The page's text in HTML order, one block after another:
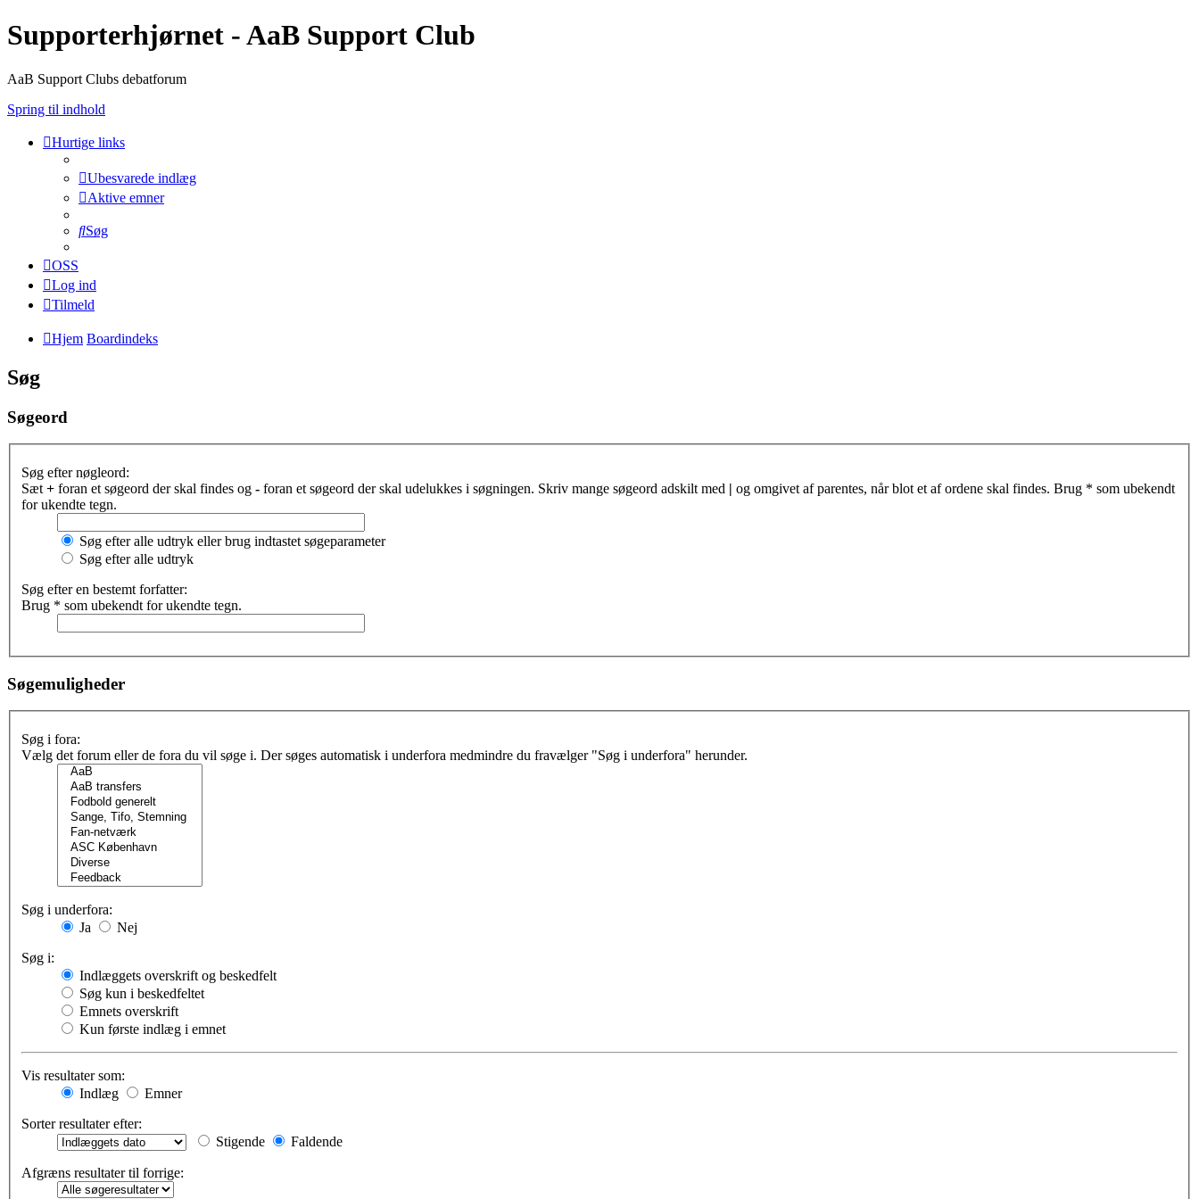
Supporterhjørnet - AaB Support Club
AaB Support Clubs debatforum
Spring til indhold
Hurtige links
Ubesvarede indlæg
Aktive emner
Søg
OSS
Log ind
Tilmeld
Hjem Boardindeks
Søg
Søgeord
Søg efter nøgleord:
Sæt + foran et søgeord der skal findes og - foran et søgeord der skal udelukkes i søgningen. Skriv mange søgeord adskilt med | og omgivet af parentes, når blot et af ordene skal findes. Brug * som ubekendt
for ukendte tegn.
Søg efter alle udtryk eller brug indtastet søgeparameter
Søg efter alle udtryk
Søg efter en bestemt forfatter:
Brug * som ubekendt for ukendte tegn.
Søgemuligheder
Søg i fora:
Vælg det forum eller de fora du vil søge i. Der søges automatisk i underfora medmindre du fravælger "Søg i underfora" herunder.
Søg i underfora:
Ja
Nej
Søg i:
Indlæggets overskrift og beskedfelt
Søg kun i beskedfeltet
Emnets overskrift
Kun første indlæg i emnet
Vis resultater som:
Indlæg
Emner
Sorter resultater efter:
Stigende
Faldende
Afgræns resultater til forrige: